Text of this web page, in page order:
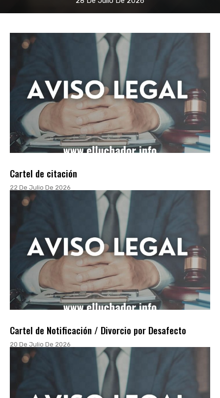
Cartel de citación
22 De Julio De 2026
Cartel de Notificación / Divorcio por Desafecto
20 De Julio De 2026